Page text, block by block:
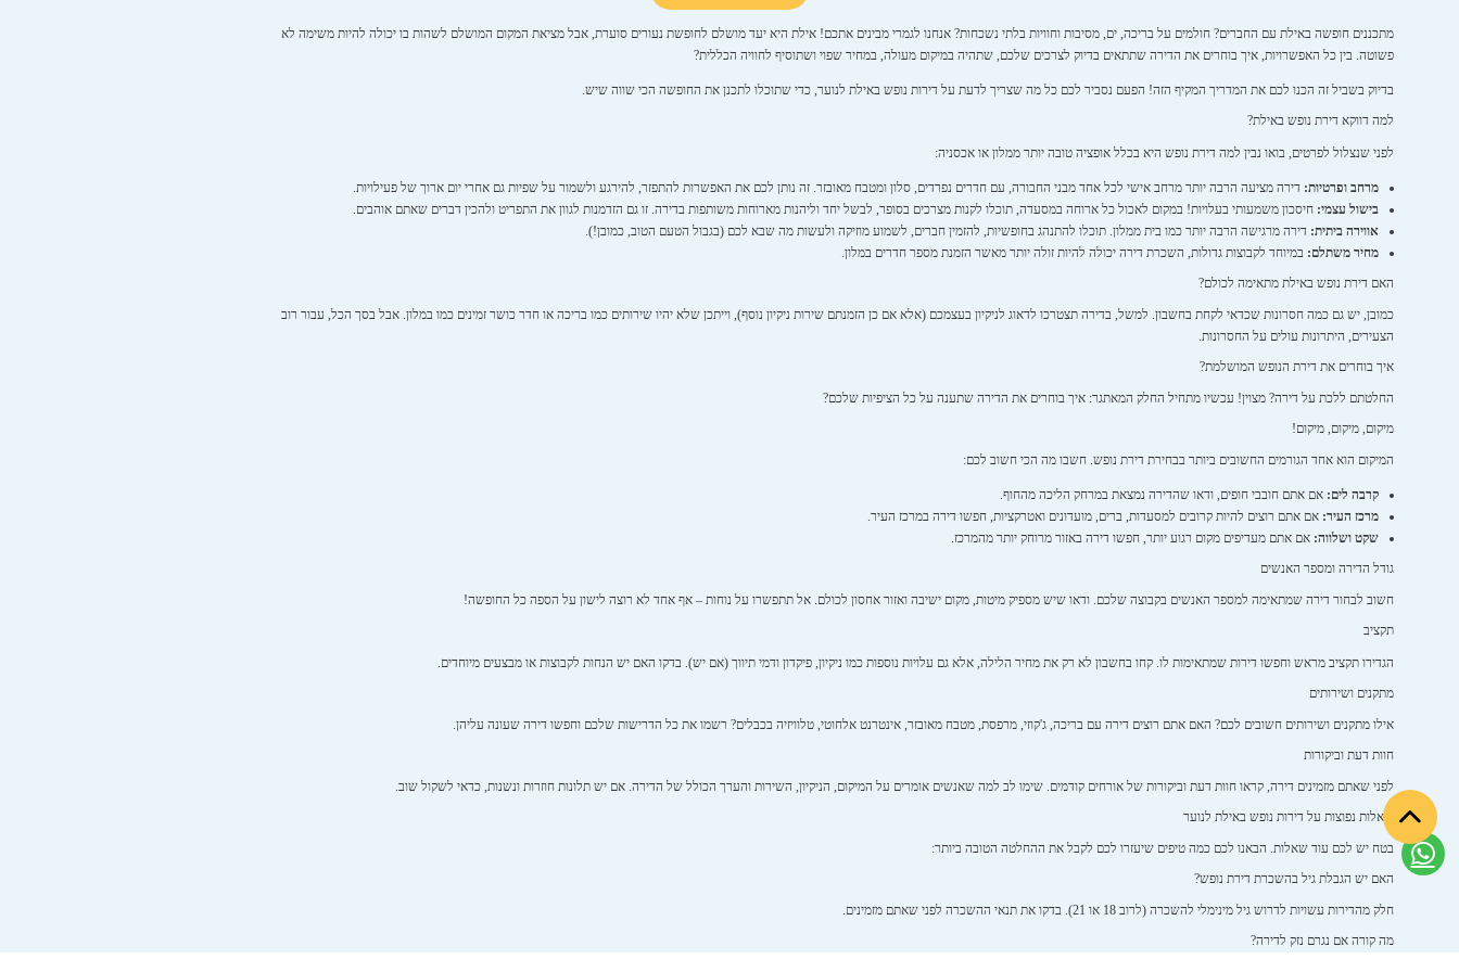
מתכננים חופשה באילת עם החברים? חולמים על בריכה, ים, מסיבות וחוויות בלתי נשכחות? אנחנו לגמרי מבינים אתכם! אילת היא יעד מושלם לחופשת נעורים סוערת, אבל מציאת המקום המושלם לשהות בו יכולה להיות משימה לא
פשוטה. בין כל האפשרויות, איך בוחרים את הדירה שתתאים בדיוק לצרכים שלכם, שתהיה במיקום מעולה, במחיר שפוי ושתוסיף לחוויה הכללית?
בדיוק בשביל זה הכנו לכם את המדריך המקיף הזה! הפעם נסביר לכם כל מה שצריך לדעת על דירות נופש באילת לנוער, כדי שתוכלו לתכנן את החופשה הכי שווה שיש.
למה דווקא דירת נופש באילת?
לפני שנצלול לפרטים, בואו נבין למה דירת נופש היא בכלל אופציה טובה יותר ממלון או אכסניה:
מרחב ופרטיות: דירה מציעה הרבה יותר מרחב אישי לכל אחד מבני החבורה, עם חדרים נפרדים, סלון ומטבח מאובזר. זה נותן לכם את האפשרות להתפזר, להירגע ולשמור על שפיות גם אחרי יום ארוך של פעילויות.
בישול עצמי: חיסכון משמעותי בעלויות! במקום לאכול כל ארוחה במסעדה, תוכלו לקנות מצרכים בסופר, לבשל יחד וליהנות מארוחות משותפות בדירה. זו גם הזדמנות לגוון את התפריט ולהכין דברים שאתם אוהבים.
אווירה ביתית: דירה מרגישה הרבה יותר כמו בית ממלון. תוכלו להתנהג בחופשיות, להזמין חברים, לשמוע מוזיקה ולעשות מה שבא לכם (בגבול הטעם הטוב, כמובן!).
מחיר משתלם: במיוחד לקבוצות גדולות, השכרת דירה יכולה להיות זולה יותר מאשר הזמנת מספר חדרים במלון.
האם דירת נופש באילת מתאימה לכולם?
כמובן, יש גם כמה חסרונות שכדאי לקחת בחשבון. למשל, בדירה תצטרכו לדאוג לניקיון בעצמכם (אלא אם כן הזמנתם שירות ניקיון נוסף), וייתכן שלא יהיו שירותים כמו בריכה או חדר כושר זמינים כמו במלון. אבל בסך הכל, עבור רוב
הצעירים, היתרונות עולים על החסרונות.
איך בוחרים את דירת הנופש המושלמת?
החלטתם ללכת על דירה? מצוין! עכשיו מתחיל החלק המאתגר: איך בוחרים את הדירה שתענה על כל הציפיות שלכם?
מיקום, מיקום, מיקום!
המיקום הוא אחד הגורמים החשובים ביותר בבחירת דירת נופש. חשבו מה הכי חשוב לכם:
קרבה לים: אם אתם חובבי חופים, ודאו שהדירה נמצאת במרחק הליכה מהחוף.
מרכז העיר: אם אתם רוצים להיות קרובים למסעדות, ברים, מועדונים ואטרקציות, חפשו דירה במרכז העיר.
שקט ושלווה: אם אתם מעדיפים מקום רגוע יותר, חפשו דירה באזור מרוחק יותר מהמרכז.
גודל הדירה ומספר האנשים
חשוב לבחור דירה שמתאימה למספר האנשים בקבוצה שלכם. ודאו שיש מספיק מיטות, מקום ישיבה ואזור אחסון לכולם. אל תתפשרו על נוחות – אף אחד לא רוצה לישון על הספה כל החופשה!
תקציב
הגדירו תקציב מראש וחפשו דירות שמתאימות לו. קחו בחשבון לא רק את מחיר הלילה, אלא גם עלויות נוספות כמו ניקיון, פיקדון ודמי תיווך (אם יש). בדקו האם יש הנחות לקבוצות או מבצעים מיוחדים.
מתקנים ושירותים
אילו מתקנים ושירותים חשובים לכם? האם אתם רוצים דירה עם בריכה, ג'קוזי, מרפסת, מטבח מאובזר, אינטרנט אלחוטי, טלוויזיה בכבלים? רשמו את כל הדרישות שלכם וחפשו דירה שעונה עליהן.
חוות דעת וביקורות
לפני שאתם מזמינים דירה, קראו חוות דעת וביקורות של אורחים קודמים. שימו לב למה שאנשים אומרים על המיקום, הניקיון, השירות והערך הכולל של הדירה. אם יש תלונות חוזרות ונשנות, כדאי לשקול שוב.
שאלות נפוצות על דירות נופש באילת לנוער
בטח יש לכם עוד שאלות. הבאנו לכם כמה טיפים שיעזרו לכם לקבל את ההחלטה הטובה ביותר:
האם יש הגבלת גיל בהשכרת דירת נופש?
חלק מהדירות עשויות לדרוש גיל מינימלי להשכרה (לרוב 18 או 21). בדקו את תנאי ההשכרה לפני שאתם מזמינים.
מה קורה אם נגרם נזק לדירה?